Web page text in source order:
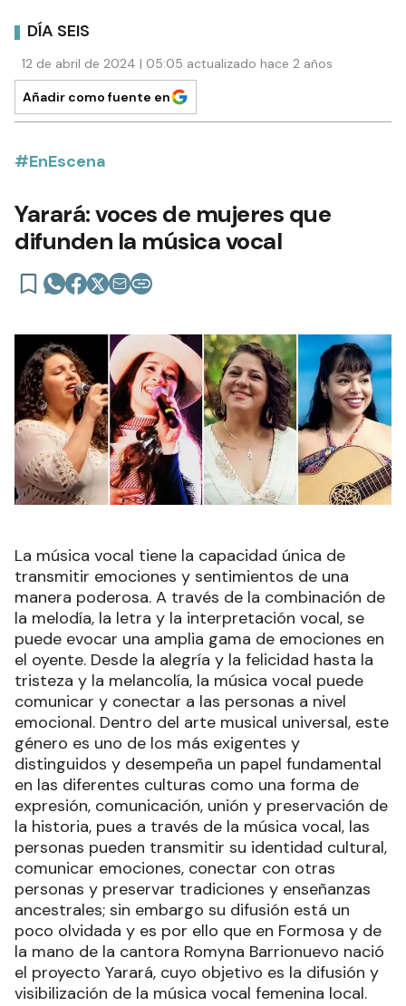
DÍA SEIS
12 de abril de 2024 | 05:05 actualizado hace 2 años
Añadir como fuente en
#EnEscena
Yarará: voces de mujeres que
difunden la música vocal
La música vocal tiene la capacidad única de
transmitir emociones y sentimientos de una
manera poderosa. A través de la combinación de
la melodía, la letra y la interpretación vocal, se
puede evocar una amplia gama de emociones en
el oyente. Desde la alegría y la felicidad hasta la
tristeza y la melancolía, la música vocal puede
comunicar y conectar a las personas a nivel
emocional. Dentro del arte musical universal, este
género es uno de los más exigentes y
distinguidos y desempeña un papel fundamental
en las diferentes culturas como una forma de
expresión, comunicación, unión y preservación de
la historia, pues a través de la música vocal, las
personas pueden transmitir su identidad cultural,
comunicar emociones, conectar con otras
personas y preservar tradiciones y enseñanzas
ancestrales; sin embargo su difusión está un
poco olvidada y es por ello que en Formosa y de
la mano de la cantora Romyna Barrionuevo nació
el proyecto Yarará, cuyo objetivo es la difusión y
visibilización de la música vocal femenina local.